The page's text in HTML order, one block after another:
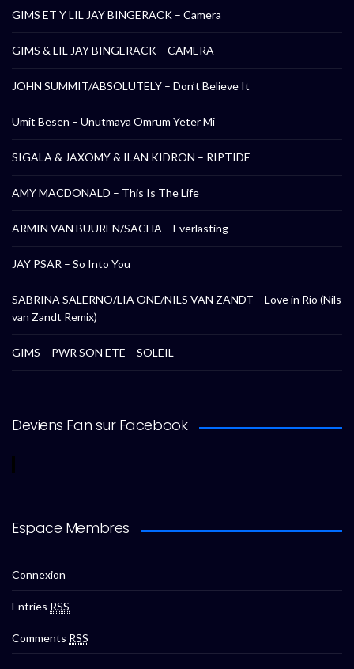
GIMS ET Y LIL JAY BINGERACK – Camera
GIMS & LIL JAY BINGERACK – CAMERA
JOHN SUMMIT/ABSOLUTELY – Don’t Believe It
Umit Besen – Unutmaya Omrum Yeter Mi
SIGALA & JAXOMY & ILAN KIDRON – RIPTIDE
AMY MACDONALD – This Is The Life
ARMIN VAN BUUREN/SACHA – Everlasting
JAY PSAR – So Into You
SABRINA SALERNO/LIA ONE/NILS VAN ZANDT – Love in Rio (Nils
van Zandt Remix)
GIMS – PWR SON ETE – SOLEIL
Deviens Fan sur Facebook
Espace Membres
Connexion
Entries RSS
Comments RSS